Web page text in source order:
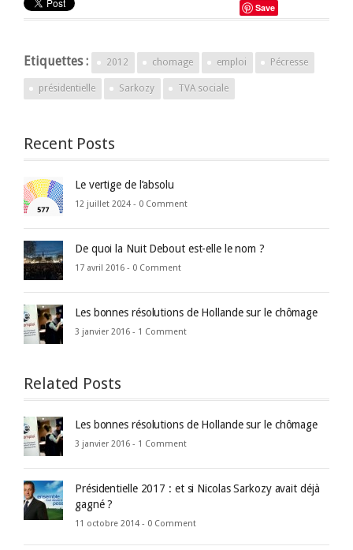
Save
Etiquettes : 2012 chomage emploi Pécresse
présidentielle Sarkozy TVA sociale
Recent Posts
Le vertige de l’absolu
12 juillet 2024 - 0 Comment
De quoi la Nuit Debout est-elle le nom ?
17 avril 2016 - 0 Comment
Les bonnes résolutions de Hollande sur le chômage
3 janvier 2016 - 1 Comment
Related Posts
Les bonnes résolutions de Hollande sur le chômage
3 janvier 2016 - 1 Comment
Présidentielle 2017 : et si Nicolas Sarkozy avait déjà
gagné ?
11 octobre 2014 - 0 Comment